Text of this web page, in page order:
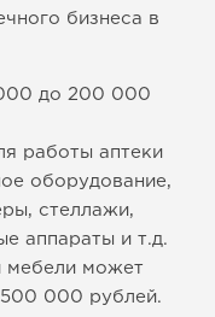
бизнеса в
до 200 000
работы аптеки
оборудование,
стеллажи,
аппараты и т.д.
мебели может
000 рублей.